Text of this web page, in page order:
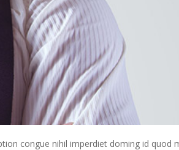
congue nihil imperdiet doming id quod